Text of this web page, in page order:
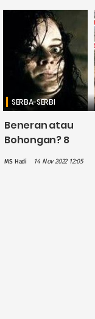
SERBA-SERBI
Beneran atau
Bohongan? 8
MS Hadi 14 Nov 2022 12:05